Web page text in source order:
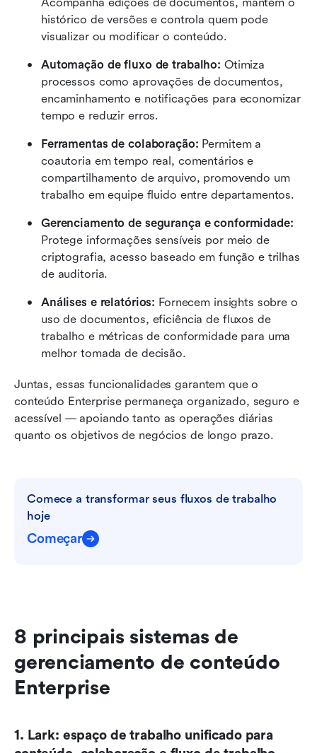
histórico de versões e controla quem pode
visualizar ou modificar o conteúdo.
Automação de fluxo de trabalho: Otimiza
processos como aprovações de documentos,
encaminhamento e notificações para economizar
tempo e reduzir erros.
Ferramentas de colaboração: Permitem a
coautoria em tempo real, comentários e
compartilhamento de arquivo, promovendo um
trabalho em equipe fluido entre departamentos.
Gerenciamento de segurança e conformidade:
Protege informações sensíveis por meio de
criptografia, acesso baseado em função e trilhas
de auditoria.
Análises e relatórios: Fornecem insights sobre o
uso de documentos, eficiência de fluxos de
trabalho e métricas de conformidade para uma
melhor tomada de decisão.
Juntas, essas funcionalidades garantem que o
conteúdo Enterprise permaneça organizado, seguro e
acessível — apoiando tanto as operações diárias
quanto os objetivos de negócios de longo prazo.
Comece a transformar seus fluxos de trabalho
hoje
Começar
8 principais sistemas de
gerenciamento de conteúdo
Enterprise
1. Lark: espaço de trabalho unificado para